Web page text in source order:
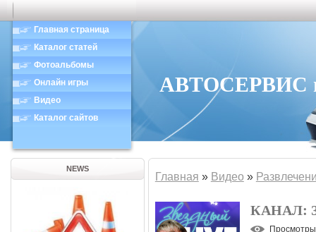
Главная страница
Каталог статей
Фотоальбомы
Онлайн игры
Видео
Каталог сайтов
АВТОСЕРВИС в
NEWS
Главная » Видео »
КАНАЛ:
Просмотры